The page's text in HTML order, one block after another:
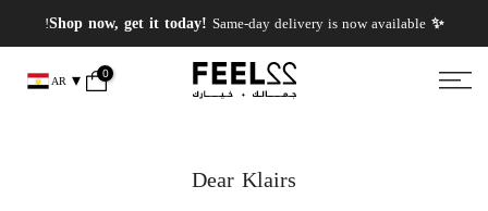
انتقل
إلى
المحتوى
✨ Shop now, get it today!
Same-day delivery is now available!
0
AR
Dear Klairs